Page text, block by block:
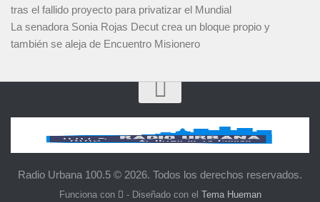
tras el fallido proyecto para privatizar el Mundial
La senadora Sonia Rojas Decut crea un bloque propio y
también se aleja de Encuentro Misionero
Radio Urbana 100.5 © 2026. Todos los derechos reservados.
Funciona con - Diseñado con el Tema Hueman